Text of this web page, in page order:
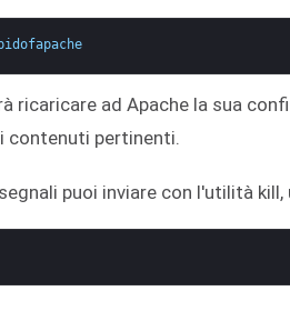
ricaricare ad Apache la sua
contenuti pertinenti.
puoi inviare con l'utilità